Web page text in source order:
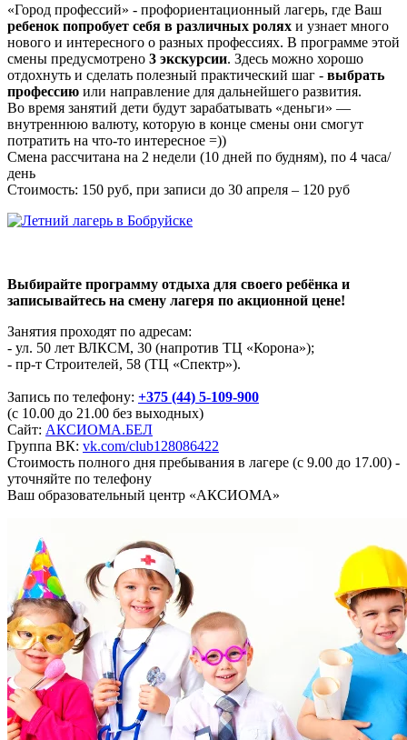
«Город профессий» - профориентационный лагерь, где Ваш
ребенок попробует себя в различных ролях и узнает много
нового и интересного о разных профессиях. В программе этой
смены предусмотрено 3 экскурсии. Здесь можно хорошо
отдохнуть и сделать полезный практический шаг - выбрать
профессию или направление для дальнейшего развития.
Во время занятий дети будут зарабатывать «деньги» —
внутреннюю валюту, которую в конце смены они смогут
потратить на что-то интересное =))
Смена рассчитана на 2 недели (10 дней по будням), по 4 часа/
день
Стоимость: 150 руб, при записи до 30 апреля – 120 руб
Выбирайте программу отдыха для своего ребёнка и
записывайтесь на смену лагеря по акционной цене!
Занятия проходят по адресам:
- ул. 50 лет ВЛКСМ, 30 (напротив ТЦ «Корона»);
- пр-т Строителей, 58 (ТЦ «Спектр»).
Запись по телефону: +375 (44) 5-109-900
(c 10.00 до 21.00 без выходных)
Сайт: АКСИОМА.БЕЛ
Группа ВК: vk.com/club128086422
Cтоимость полного дня пребывания в лагере (с 9.00 до 17.00) -
уточняйте по телефону
Ваш образовательный центр «АКСИОМА»